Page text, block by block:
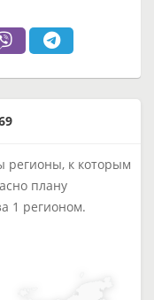
регионы, к которым
плану
1 регионом.